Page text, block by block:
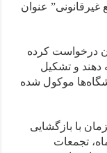
غیرقانونی” عنوان
درخواست کرده
دهند و تشکیل
موکول شده
در اسفندماه ۱۴۰۴ و همزمان با بازگشایی
تجمعات